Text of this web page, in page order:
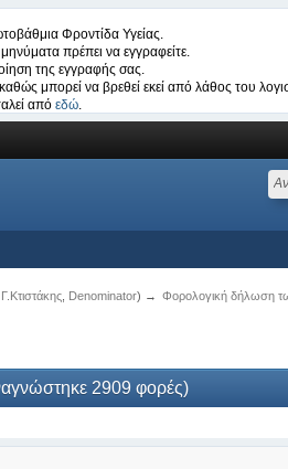
Φροντίδα Υγείας.
μηνύματα πρέπει να εγγραφείτε.
της εγγραφής σας.
μπορεί να βρεθεί εκεί από λάθος του
από εδώ.
Γ.Κτιστάκης, Denominator) → Φορολογική δήλωση
2909 φορές)